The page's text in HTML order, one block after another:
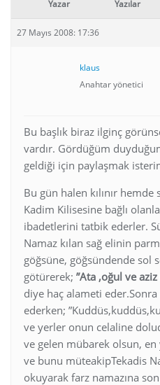
Yazar Yazılar
27 Mayıs 2008: 17:36
klaus
Anahtar yönetici
Bu başlık biraz ilginç
vardır. Gördüğüm
geldiği için paylaşmak
Bu gün halen kılınır
Kadim Kilisesine bağlı
ibadetlerini tatbik ederler.
Namaz kılan sağ elinin
göğsüne, göğsündende sol
götürerek; ”Ata ,oğul ve
diye haç alameti
ederken;
ve yerler onun celaline
ve gelen mübarek olsun,
ve bunu müteakipTekadis
okuyarak farz namazına